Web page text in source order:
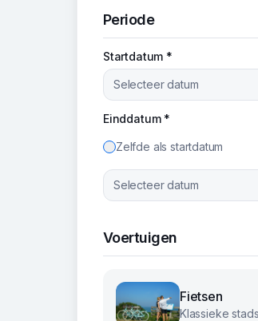
Periode
Startdatum *
Selecteer datum
Einddatum *
Zelfde als startdatum
Selecteer datum
Voertuigen
Fietsen